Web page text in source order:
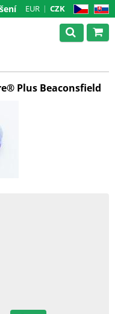
CZ SK
EUR CZK
Plus Beaconsfield